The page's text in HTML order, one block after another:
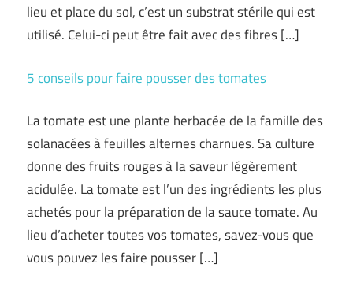
lieu et place du sol, c’est un substrat stérile qui est
utilisé. Celui-ci peut être fait avec des fibres […]
5 conseils pour faire pousser des tomates
La tomate est une plante herbacée de la famille des
solanacées à feuilles alternes charnues. Sa culture
donne des fruits rouges à la saveur légèrement
acidulée. La tomate est l’un des ingrédients les plus
achetés pour la préparation de la sauce tomate. Au
lieu d’acheter toutes vos tomates, savez-vous que
vous pouvez les faire pousser […]